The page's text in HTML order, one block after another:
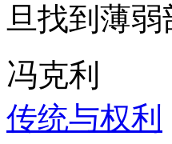
旦找到薄
冯克利
传统与权利